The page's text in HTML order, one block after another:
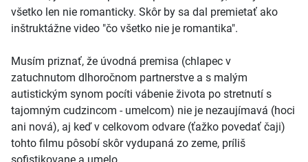
všetko len nie romanticky. Skôr by sa dal premietať ako
inštruktážne video "čo všetko nie je romantika".
Musím priznať, že úvodná premisa (chlapec v
zatuchnutom dlhoročnom partnerstve a s malým
autistickým synom pocíti vábenie života po stretnutí s
tajomným cudzincom - umelcom) nie je nezaujímavá (hoci
ani nová), aj keď v celkovom odvare (ťažko povedať čaji)
tohto filmu pôsobí skôr vydupaná zo zeme, príliš